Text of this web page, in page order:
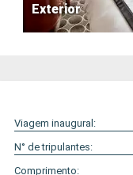
Exterior
Viagem inaugural:
N° de tripulantes:
Comprimento: